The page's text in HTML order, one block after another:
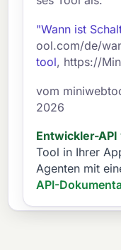
"Wann ist
ool.com/de/
tool, https://
vom
2026
Entwickler-
Tool in Ihrer
Agenten mit
API-